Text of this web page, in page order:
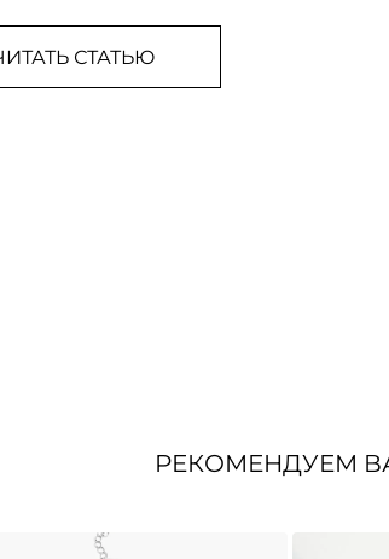
СТАТЬЮ
РЕКОМЕНДУЕМ